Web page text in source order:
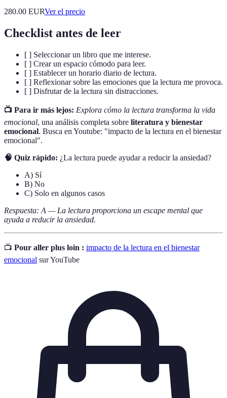
280.00 EURVer el precio
Checklist antes de leer
[ ] Seleccionar un libro que me interese.
[ ] Crear un espacio cómodo para leer.
[ ] Establecer un horario diario de lectura.
[ ] Reflexionar sobre las emociones que la lectura me provoca.
[ ] Disfrutar de la lectura sin distracciones.
📺 Para ir más lejos: Explora cómo la lectura transforma la vida
emocional, una análisis completa sobre literatura y bienestar
emocional. Busca en Youtube: "impacto de la lectura en el bienestar
emocional".
🧠 Quiz rápido: ¿La lectura puede ayudar a reducir la ansiedad?
A) Sí
B) No
C) Solo en algunos casos
Respuesta: A — La lectura proporciona un escape mental que
ayuda a reducir la ansiedad.
📺 Pour aller plus loin : impacto de la lectura en el bienestar
emocional sur YouTube